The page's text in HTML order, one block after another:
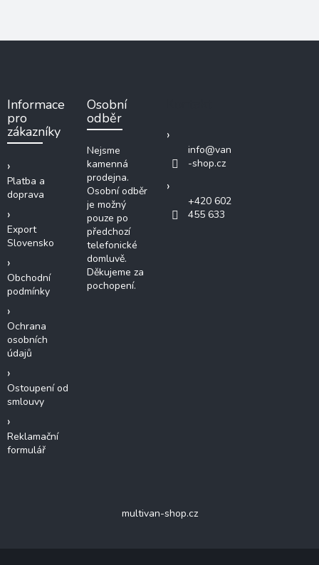
Informace
pro
zákazníky
Platba a
doprava
Export
Slovensko
Obchodní
podmínky
Ochrana
osobních
údajů
Ostoupení od
smlouvy
Reklamační
formulář
Osobní
odběr
Nejsme
kamenná
prodejna.
Osobní odběr
je možný
pouze po
předchozí
telefonické
domluvě.
Děkujeme za
pochopení.
info@van
-shop.cz
+420 602
455 633
multivan-shop.cz